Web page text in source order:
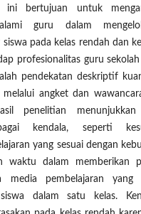
ini bertujuan untuk
guru dalam
siswa pada kelas rendah dan
profesionalitas guru
pendekatan deskriptif
angket dan
penelitian
kendala, seperti
yang sesuai dengan
waktu dalam memberikan
media pembelajaran yang
dalam satu kelas.